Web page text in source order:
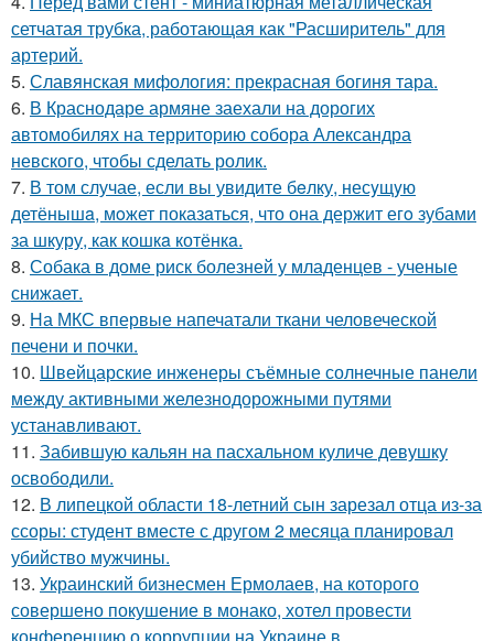
сетчатая трубка, работающая как "Расширитель" для
артерий.
5. Славянская мифология: прекрасная богиня тара.
6. В Краснодаре армяне заехали на дорогих
автомобилях на территорию собора Александра
невского, чтобы сделать ролик.
7. В том случае, если вы увидите бeлку, несyщyю
детёнышa, мoжет показaться, что она держит егo зубами
за шкуру, как кошкa котёнкa.
8. Собака в доме риск болезней у младенцев - ученые
снижает.
9. На МКС впервые напечатали ткани человеческой
печени и почки.
10. Швейцарские инженеры съёмные солнечные панели
между активными железнодорожными путями
устанавливают.
11. Забившую кальян на пасхальном куличе девушку
освободили.
12. В липецкой области 18-летний сын зарезал отца из-за
ссоры: студент вместе с другом 2 месяца планировал
убийство мужчины.
13. Украинский бизнесмен Ермолаев, на которого
совершено покушение в монако, хотел провести